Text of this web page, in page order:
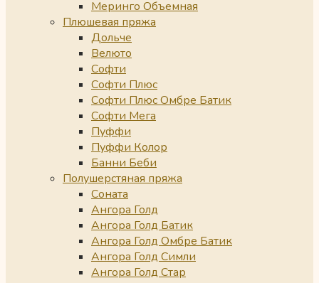
Меринго Объемная
Плюшевая пряжа
Дольче
Велюто
Софти
Софти Плюс
Софти Плюс Омбре Батик
Софти Мега
Пуффи
Пуффи Колор
Банни Беби
Полушерстяная пряжа
Соната
Ангора Голд
Ангора Голд Батик
Ангора Голд Омбре Батик
Ангора Голд Симли
Ангора Голд Стар